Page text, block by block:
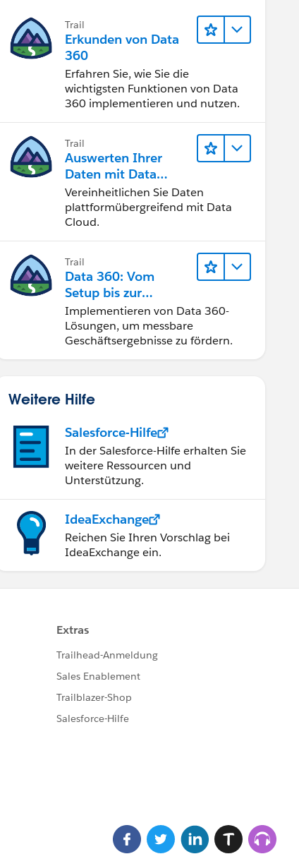
Trail
Erkunden von Data
360
Erfahren Sie, wie Sie die
wichtigsten Funktionen von Data
360 implementieren und nutzen.
Trail
Auswerten Ihrer
Daten mit Data
Cloud
Vereinheitlichen Sie Daten
plattformübergreifend mit Data
Cloud.
Trail
Data 360: Vom
Setup bis zur
Aktivierung
Implementieren von Data 360-
Lösungen, um messbare
Geschäftsergebnisse zu fördern.
Weitere Hilfe
Salesforce-Hilfe
In der Salesforce-Hilfe erhalten Sie
weitere Ressourcen und
Unterstützung.
IdeaExchange
Reichen Sie Ihren Vorschlag bei
IdeaExchange ein.